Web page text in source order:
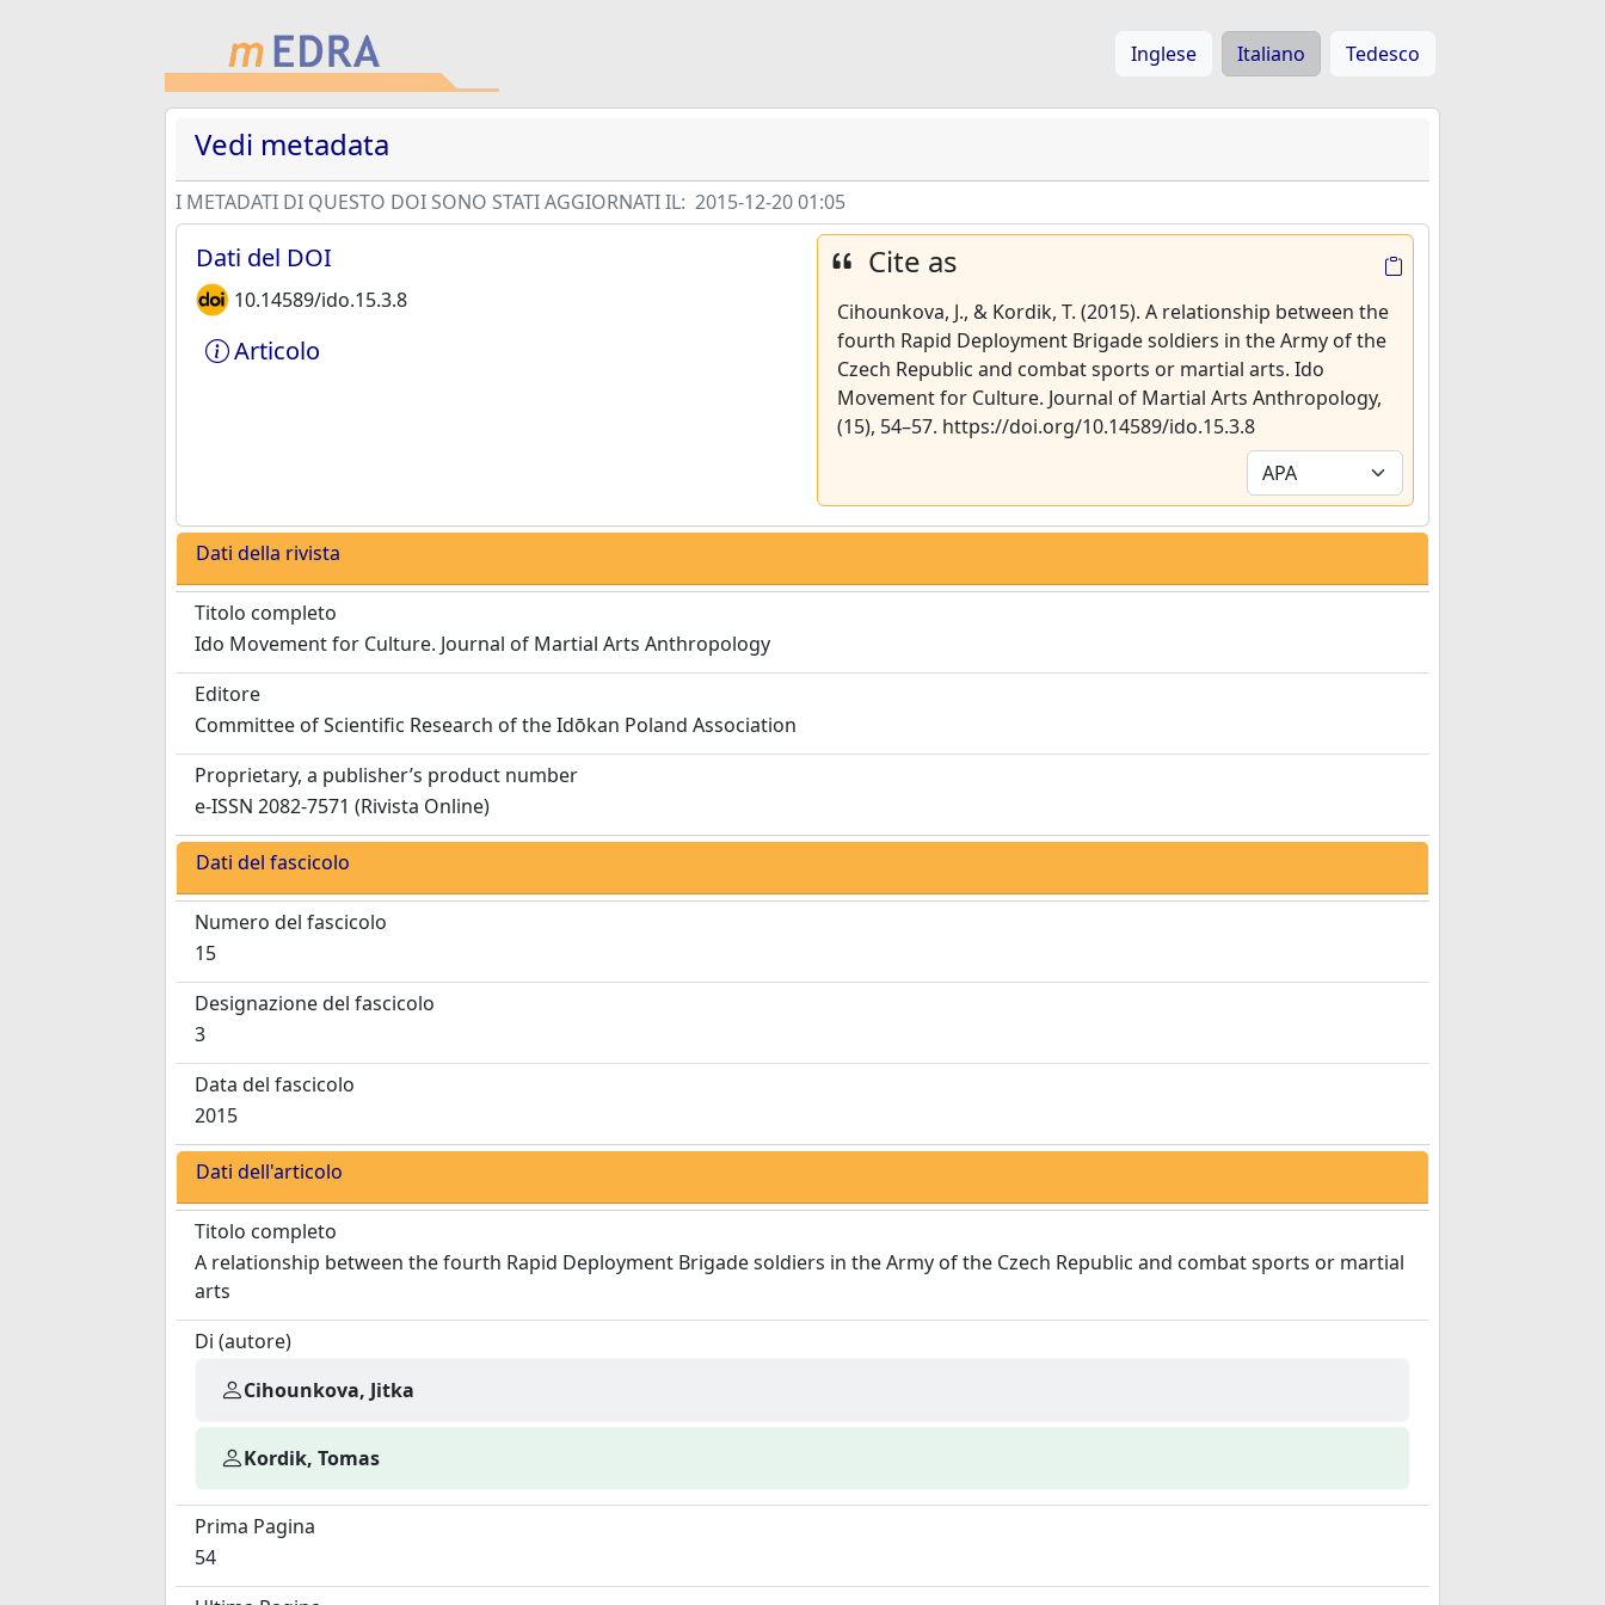
Inglese Italiano Tedesco
Vedi metadata
I METADATI DI QUESTO DOI SONO STATI AGGIORNATI IL: 2015-12-20 01:05
Dati del DOI
10.14589/ido.15.3.8
Articolo
Cite as
Cihounkova, J., & Kordik, T. (2015). A relationship between the
fourth Rapid Deployment Brigade soldiers in the Army of the
Czech Republic and combat sports or martial arts. Ido
Movement for Culture. Journal of Martial Arts Anthropology,
(15), 54–57. https://doi.org/10.14589/ido.15.3.8
Dati della rivista
Titolo completo
Ido Movement for Culture. Journal of Martial Arts Anthropology
Editore
Committee of Scientific Research of the Idōkan Poland Association
Proprietary, a publisher’s product number
e-ISSN 2082-7571 (Rivista Online)
Dati del fascicolo
Numero del fascicolo
15
Designazione del fascicolo
3
Data del fascicolo
2015
Dati dell'articolo
Titolo completo
A relationship between the fourth Rapid Deployment Brigade soldiers in the Army of the Czech Republic and combat sports or martial
arts
Di (autore)
Cihounkova, Jitka
Kordik, Tomas
Prima Pagina
54